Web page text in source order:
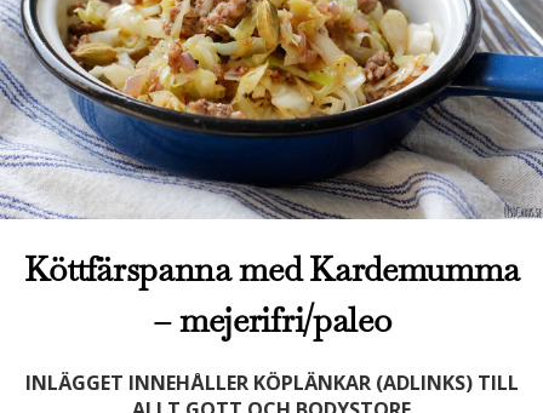
Köttfärspanna med Kardemumma
– mejerifri/paleo
INLÄGGET INNEHÅLLER KÖPLÄNKAR (ADLINKS) TILL